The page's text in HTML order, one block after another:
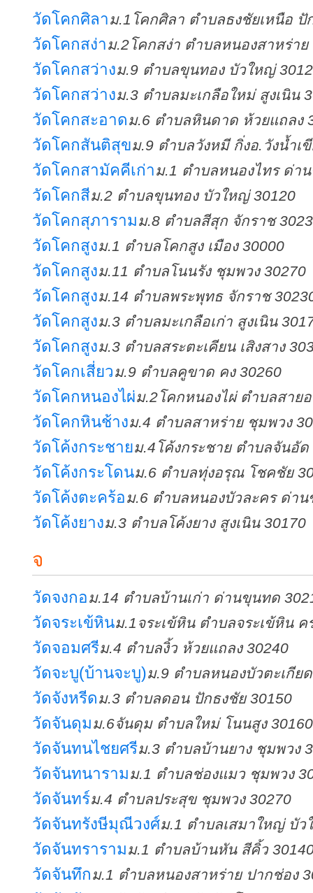
วัดโคกศิลาม.1โคกศิลา ตำบลธงชัยเหนือ ปั
วัดโคกสง่าม.2โคกสง่า ตำบลหนองสาหร่าย
วัดโคกสว่างม.9 ตำบลขุนทอง บัวใหญ่
วัดโคกสว่างม.3 ตำบลมะเกลือใหม่ สูงเนิน
วัดโคกสะอาดม.6 ตำบลหินดาด ห้วยแถลง
วัดโคกสันติสุขม.9 ตำบลวังหมี กิ่งอ.วังน้ำเ
วัดโคกสามัคคีเก่าม.1 ตำบลหนองไทร ด่า
วัดโคกสีม.2 ตำบลขุนทอง บัวใหญ่ 30120
วัดโคกสุภารามม.8 ตำบลสีสุก จักราช
วัดโคกสูงม.1 ตำบลโคกสูง เมือง 30000
วัดโคกสูงม.11 ตำบลโนนรัง ชุมพวง 30270
วัดโคกสูงม.14 ตำบลพระพุทธ จักราช
วัดโคกสูงม.3 ตำบลมะเกลือเก่า สูงเนิน
วัดโคกสูงม.3 ตำบลสระตะเคียน เสิงสาง
วัดโคกเสี่ยวม.9 ตำบลคูขาด คง 30260
วัดโคกหนองไผ่ม.2โคกหนองไผ่ ตำบลสาย
วัดโคกหินช้างม.4 ตำบลสาหร่าย ชุมพวง
วัดโค้งกระชายม.4โค้งกระชาย ตำบลจันอัด
วัดโค้งกระโดนม.6 ตำบลทุ่งอรุณ โชคชัย
วัดโค้งตะคร้อม.6 ตำบลหนองบัวละคร ด่า
วัดโค้งยางม.3 ตำบลโค้งยาง สูงเนิน 30170
จ
วัดจงกอม.14 ตำบลบ้านเก่า ด่านขุนทด
วัดจระเข้หินม.1จระเข้หิน ตำบลจระเข้หิน ค
วัดจอมศรีม.4 ตำบลงิ้ว ห้วยแถลง 30240
วัดจะบู(บ้านจะบู)ม.9 ตำบลหนองบัวตะเกีย
วัดจังหรีดม.3 ตำบลดอน ปักธงชัย 30150
วัดจันดุมม.6จันดุม ตำบลใหม่ โนนสูง 30160
วัดจันทนไชยศรีม.3 ตำบลบ้านยาง ชุมพวง
วัดจันทนารามม.1 ตำบลช่องแมว ชุมพวง
วัดจันทร์ม.4 ตำบลประสุข ชุมพวง 30270
วัดจันทรังษีมุณีวงศ์ม.1 ตำบลเสมาใหญ่ บัว
วัดจันทรารามม.1 ตำบลบ้านหัน สีคิ้ว
วัดจันทึกม.1 ตำบลหนองสาหร่าย ปากช่อง